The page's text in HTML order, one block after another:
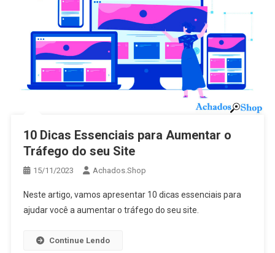
10 Dicas Essenciais para Aumentar o
Tráfego do seu Site
15/11/2023 Achados.Shop
Neste artigo, vamos apresentar 10 dicas essenciais para
ajudar você a aumentar o tráfego do seu site.
Continue Lendo